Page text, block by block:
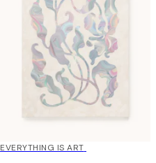
EVERYTHING IS ART